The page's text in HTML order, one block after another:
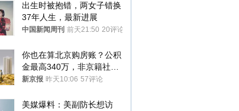
出生时被抱错，两女子错换
37年人生，最新进展
中国新闻周刊 前天21:50 20评论
你也在算北京购房账？公积
金最高340万，非京籍社保
1年
新京报 昨天10:06 57评论
美媒爆料：美副防长想访